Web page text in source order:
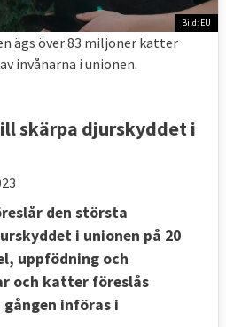
Bild: EU
ägs över 83 miljoner katter
invånarna i unionen.
skärpa djurskyddet i
den största
i unionen på 20
uppfödning och
och katter föreslås
införas i